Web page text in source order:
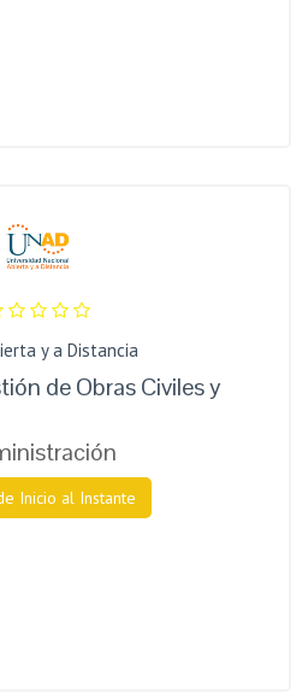
y a Distancia
de Obras Civiles y
Inicio al Instante